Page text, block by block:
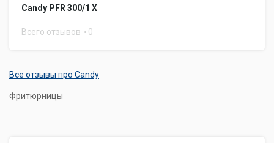
Candy PFR 300/1 X
Всего отзывов 0
Все отзывы про Candy
Фритюрницы